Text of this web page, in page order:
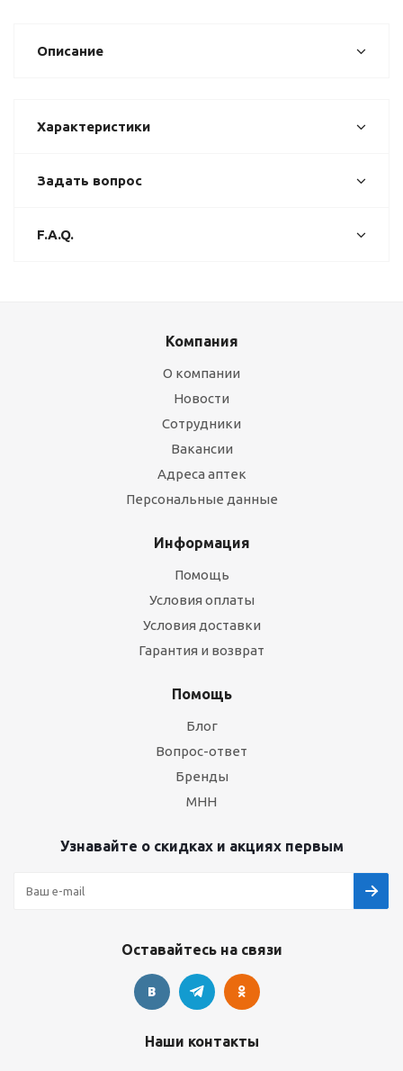
Описание
Характеристики
Задать вопрос
F.A.Q.
Компания
О компании
Новости
Сотрудники
Вакансии
Адреса аптек
Персональные данные
Информация
Помощь
Условия оплаты
Условия доставки
Гарантия и возврат
Помощь
Блог
Вопрос-ответ
Бренды
МНН
Узнавайте о скидках и акциях первым
Оставайтесь на связи
Наши контакты